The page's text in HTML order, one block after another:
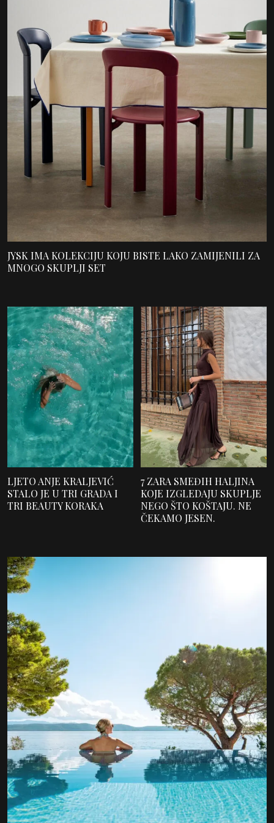
JYSK IMA KOLEKCIJU KOJU BISTE LAKO ZAMIJENILI ZA
MNOGO SKUPLJI SET
LJETO ANJE KRALJEVIĆ
STALO JE U TRI GRADA I
TRI BEAUTY KORAKA
7 ZARA SMEĐIH HALJINA
KOJE IZGLEDAJU SKUPLJE
NEGO ŠTO KOŠTAJU. NE
ČEKAMO JESEN.